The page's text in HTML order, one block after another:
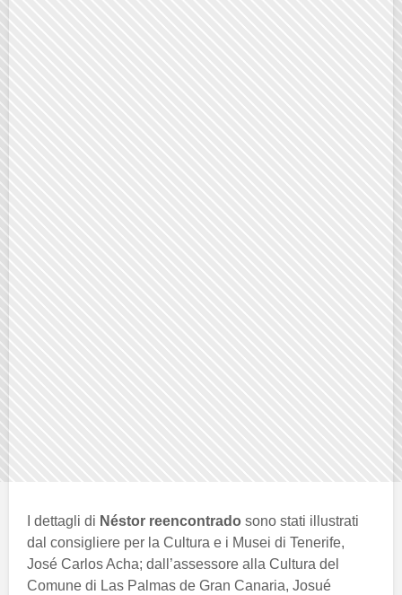
I dettagli di Néstor reencontrado sono stati illustrati
dal consigliere per la Cultura e i Musei di Tenerife,
José Carlos Acha; dall’assessore alla Cultura del
Comune di Las Palmas de Gran Canaria, Josué